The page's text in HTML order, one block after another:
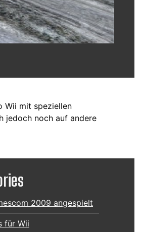
Wii mit speziellen
jedoch noch auf andere
2009 angespielt
für Wii